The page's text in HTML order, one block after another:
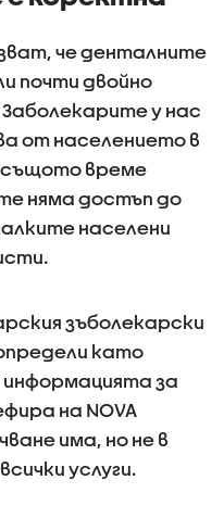
че денталните
почти двойно
у нас
от населението в
същото време
няма достъп до
населени
зъболекарски
като
информацията за
на NOVA
има, но не в
услуги.